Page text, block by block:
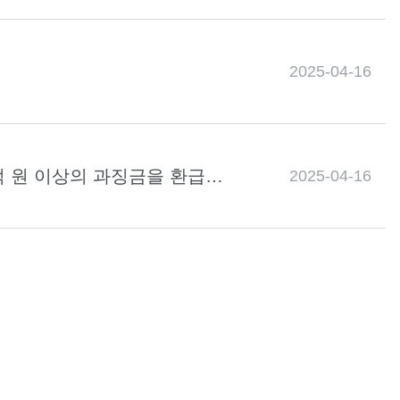
2025-04-16
원 이상의 과징금을 환급받
2025-04-16